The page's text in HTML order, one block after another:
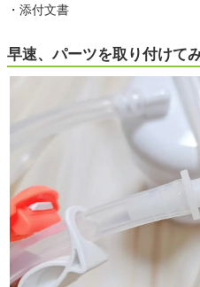
・添付文書
早速、パーツを取り付けて